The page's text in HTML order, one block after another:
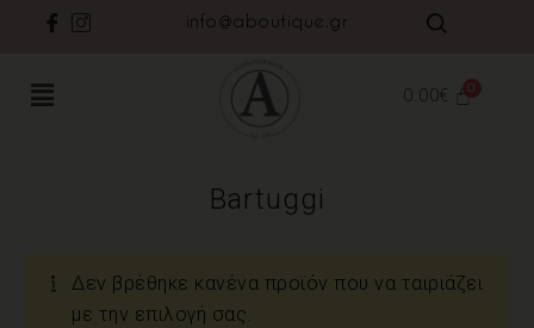
info@aboutique.gr
0.00€
Bartuggi
Δεν βρέθηκε κανένα προϊόν που να ταιριάζει
με την επιλογή σας.